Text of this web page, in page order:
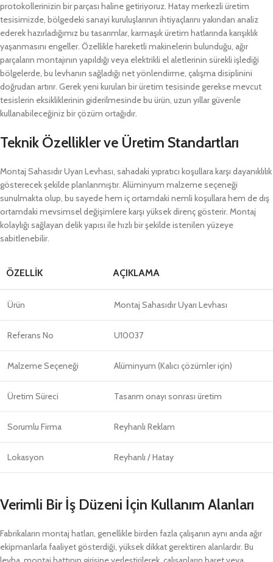
protokollerinizin bir parçası haline getiriyoruz. Hatay merkezli üretim
tesisimizde, bölgedeki sanayi kuruluşlarının ihtiyaçlarını yakından analiz
ederek hazırladığımız bu tasarımlar, karmaşık üretim hatlarında karışıklık
yaşanmasını engeller. Özellikle hareketli makinelerin bulunduğu, ağır
parçaların montajının yapıldığı veya elektrikli el aletlerinin sürekli işlediği
bölgelerde, bu levhanın sağladığı net yönlendirme, çalışma disiplinini
doğrudan artırır. Gerek yeni kurulan bir üretim tesisinde gerekse mevcut
tesislerin eksikliklerinin giderilmesinde bu ürün, uzun yıllar güvenle
kullanabileceğiniz bir çözüm ortağıdır.
Teknik Özellikler ve Üretim Standartları
Montaj Sahasıdır Uyarı Levhası, sahadaki yıpratıcı koşullara karşı dayanıklılık
gösterecek şekilde planlanmıştır. Alüminyum malzeme seçeneği
sunulmakta olup, bu sayede hem iç ortamdaki nemli koşullara hem de dış
ortamdaki mevsimsel değişimlere karşı yüksek direnç gösterir. Montaj
kolaylığı sağlayan delik yapısı ile hızlı bir şekilde istenilen yüzeye
sabitlenebilir.
ÖZELLIK AÇIKLAMA
Ürün Montaj Sahasıdır Uyarı Levhası
Referans No U10037
Malzeme Seçeneği Alüminyum (Kalıcı çözümler için)
Üretim Süreci Tasarım onayı sonrası üretim
Sorumlu Firma Reyhanlı Reklam
Lokasyon Reyhanlı / Hatay
Verimli Bir İş Düzeni İçin Kullanım Alanları
Fabrikaların montaj hatları, genellikle birden fazla çalışanın aynı anda ağır
ekipmanlarla faaliyet gösterdiği, yüksek dikkat gerektiren alanlardır. Bu